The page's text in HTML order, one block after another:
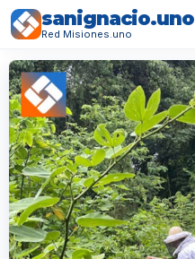
sanignacio.uno
Red Misiones.uno